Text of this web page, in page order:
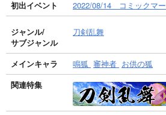
初出イベント
2022/08/14 コミックマー
ジャンル/
サブジャンル
刀剣乱舞
メインキャラ 鳴狐 審神者 お供の狐
関連特集